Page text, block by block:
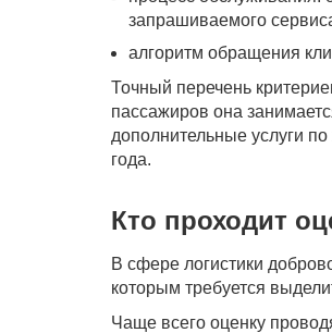
запрашиваемого
алгоритм обращения
Точный перечень
пассажиров она
дополнительные услуги
года.
Кто проходит
В сфере логистики
которым требуется
Чаще всего оценку